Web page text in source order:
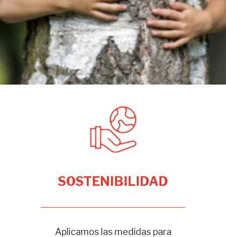
SOSTENIBILIDAD
Aplicamos las medidas para